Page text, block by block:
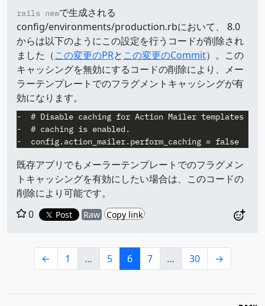
rails newで生成される
config/environments/production.rbにおいて、 8.0
からは以下のようにこの設定を行うコードが削除され
ました（この変更のPRと この変更のCommit）。この
キャッシングを無効にするコードの削除により、メー
ラーテンプレートでのフラグメントキャッシングが有
効になります。
-  # Disable caching for Action Mailer templates
-  # caching is enabled.
既存アプリでもメーラーテンプレートでのフラグメン
トキャッシングを有効にしたい場合は、このコードの
削除により可能です。
0
Post Raw Copy link
← 1 … 5 6 7 … 30 →